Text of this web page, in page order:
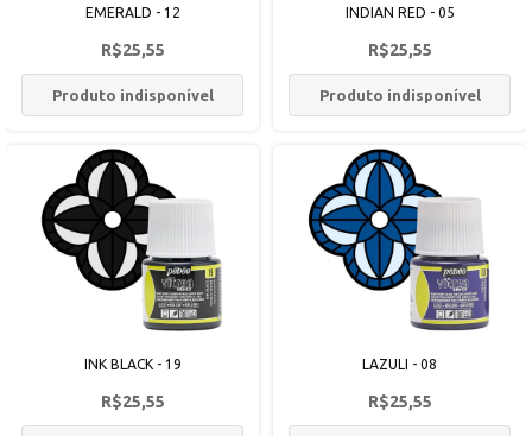
EMERALD - 12
R$25,55
Produto indisponível
INDIAN RED - 05
R$25,55
Produto indisponível
INK BLACK - 19
R$25,55
LAZULI - 08
R$25,55